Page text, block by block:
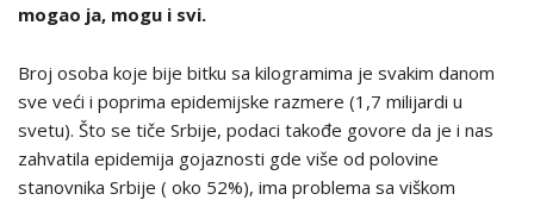
mogao ja, mogu i svi.
Broj osoba koje bije bitku sa kilogramima je svakim danom
sve veći i poprima epidemijske razmere (1,7 milijardi u
svetu). Što se tiče Srbije, podaci takođe govore da je i nas
zahvatila epidemija gojaznosti gde više od polovine
stanovnika Srbije ( oko 52%), ima problema sa viškom